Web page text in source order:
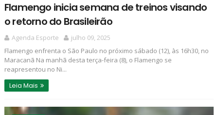
Flamengo inicia semana de treinos visando
o retorno do Brasileirão
Agenda Esporte
julho 09, 2025
Flamengo enfrenta o São Paulo no próximo sábado (12), às 16h30, no
Maracanã Na manhã desta terça-feira (8), o Flamengo se
reapresentou no Ni...
Leia Mais